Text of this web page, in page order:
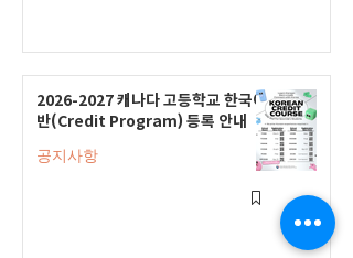
2026-2027 캐나다 고등학교 한국어
반(Credit Program) 등록 안내
공지사항